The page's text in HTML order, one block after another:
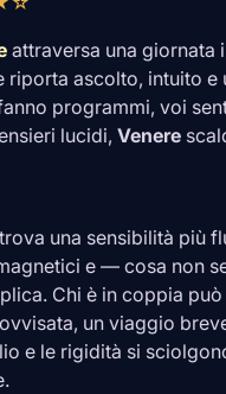
attraversa una giornata
ascolto, intuito e
programmi, voi
lucidi, Venere
una sensibilità più
e — cosa non
Chi è in coppia
un viaggio
e le rigidità si